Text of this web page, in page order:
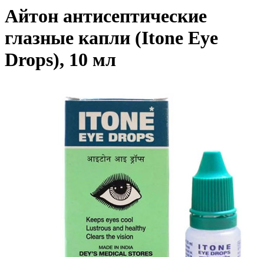
Айтон антисептические
глазные капли (Itone Eye
Drops), 10 мл